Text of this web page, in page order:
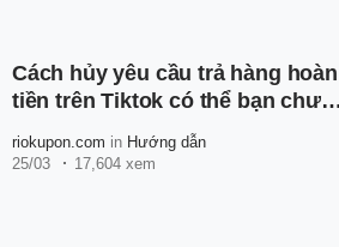
Cách hủy yêu cầu trả hàng hoàn
tiền trên Tiktok có thể bạn chưa
riokupon.com in Hướng dẫn
25/03
17,604 xem